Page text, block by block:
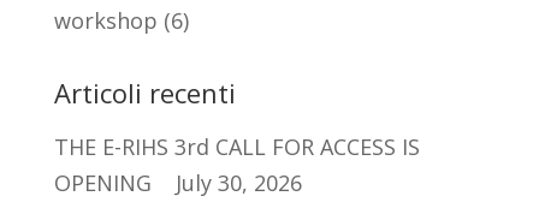
workshop (6)
Articoli recenti
THE E-RIHS 3rd CALL FOR ACCESS IS
OPENING
July 30, 2026